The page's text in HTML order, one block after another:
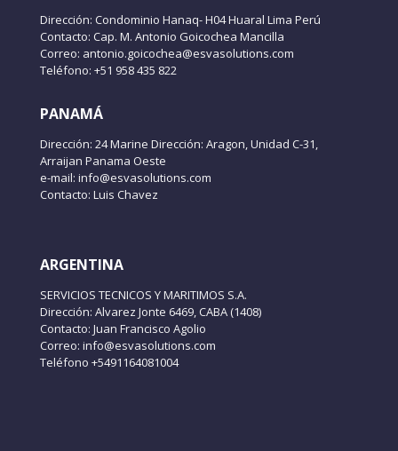
Dirección: Condominio Hanaq- H04 Huaral Lima Perú
Contacto: Cap. M. Antonio Goicochea Mancilla
Correo: antonio.goicochea@esvasolutions.com
Teléfono: +51 958 435 822
PANAMÁ
Dirección: 24 Marine Dirección: Aragon, Unidad C-31,
Arraijan Panama Oeste
e-mail: info@esvasolutions.com
Contacto: Luis Chavez
ARGENTINA
SERVICIOS TECNICOS Y MARITIMOS S.A.
Dirección: Alvarez Jonte 6469, CABA (1408)
Contacto: Juan Francisco Agolio
Correo: info@esvasolutions.com
Teléfono +5491164081004